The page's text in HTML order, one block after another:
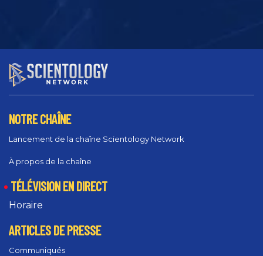
NOTRE CHAÎNE
Lancement de la chaîne Scientology Network
À propos de la chaîne
TÉLÉVISION EN DIRECT
Horaire
ARTICLES DE PRESSE
Communiqués